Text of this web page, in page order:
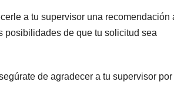
a tu supervisor una recomendación
posibilidades de que tu solicitud sea
de agradecer a tu supervisor por